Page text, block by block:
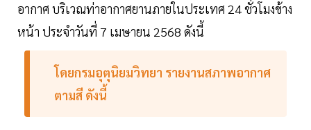
อากาศ บริเวณท่าอากาศยานภายในประเทศ 24 ชั่วโมงข้าง
หน้า ประจำวันที่ 7 เมษายน 2568 ดังนี้
โดยกรมอุตุนิยมวิทยา รายงานสภาพอากาศ
ตามสี ดังนี้